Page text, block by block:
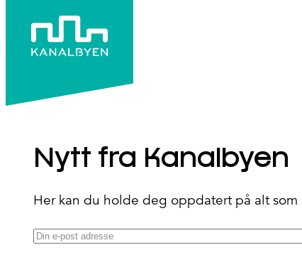
innhold
Nytt fra Kanalbyen
Her kan du holde deg oppdatert på alt
E-